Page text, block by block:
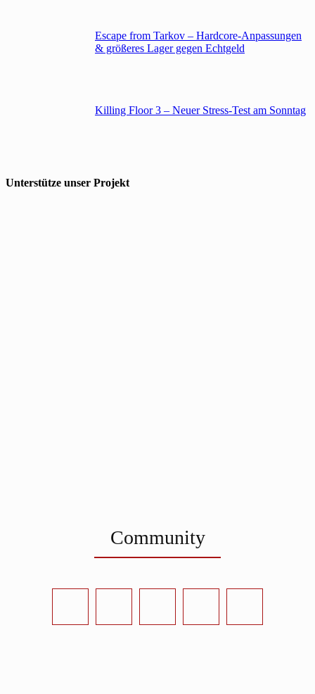
Escape from Tarkov – Hardcore-Anpassungen
& größeres Lager gegen Echtgeld
Killing Floor 3 – Neuer Stress-Test am Sonntag
Unterstütze unser Projekt
Community